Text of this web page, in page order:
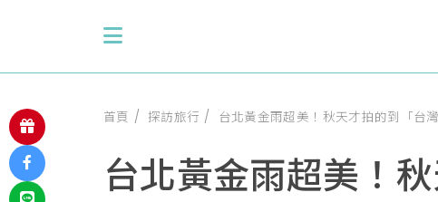
首頁 探訪旅行 台北黃金雨超美！秋天才拍的到「台
台北黃金雨超美！